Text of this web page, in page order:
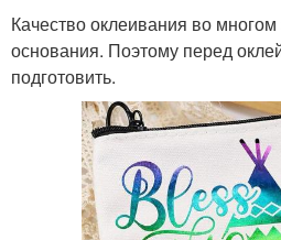
Качество оклеивания во многом
основания. Поэтому перед
подготовить.